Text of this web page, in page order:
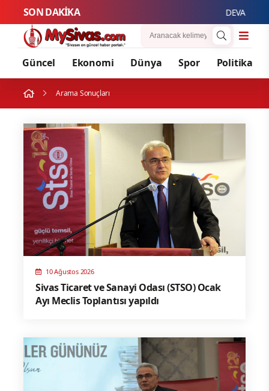
SON DAKİKA DEVA Partili
Güncel Ekonomi Dünya Spor Politika
Arama Sonuçları
10 Ağustos 2026
Sivas Ticaret ve Sanayi Odası (STSO) Ocak
Ayı Meclis Toplantısı yapıldı